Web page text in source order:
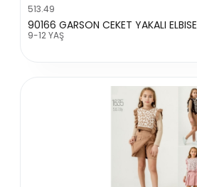
513.49
90166 GARSON CEKET YAKALI ELBISE
9-12 YAŞ